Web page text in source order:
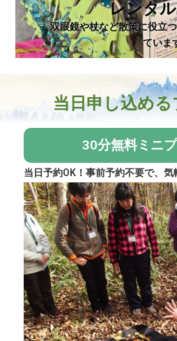
レンタ
双眼鏡や杖など散策に役立
ていま
当日申し込め
30分無料ミニ
当日予約OK！事前予約不要で、気